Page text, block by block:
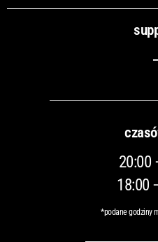
20:00
18:00
*podane godziny